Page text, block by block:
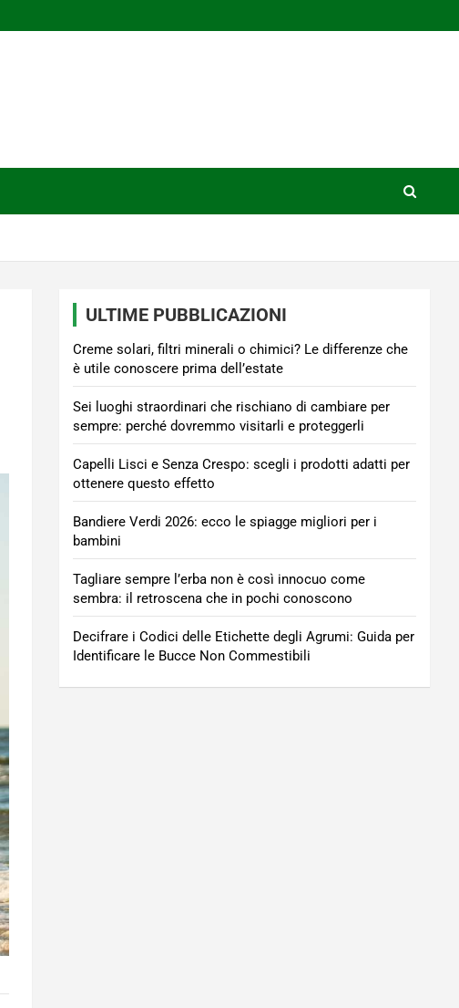
ULTIME PUBBLICAZIONI
Creme solari, filtri minerali o chimici? Le differenze che
è utile conoscere prima dell’estate
Sei luoghi straordinari che rischiano di cambiare per
sempre: perché dovremmo visitarli e proteggerli
Capelli Lisci e Senza Crespo: scegli i prodotti adatti per
ottenere questo effetto
Bandiere Verdi 2026: ecco le spiagge migliori per i
bambini
Tagliare sempre l’erba non è così innocuo come
sembra: il retroscena che in pochi conoscono
Decifrare i Codici delle Etichette degli Agrumi: Guida per
Identificare le Bucce Non Commestibili